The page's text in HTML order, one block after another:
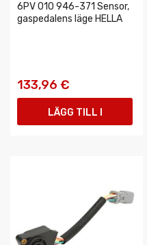
6PV 010 946-371 Sensor,
gaspedalens läge HELLA
133,96 €
LÄGG TILL I